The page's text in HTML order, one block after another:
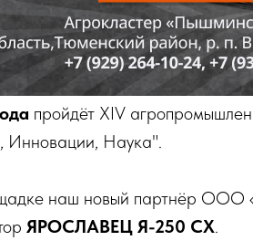
пройдёт XIV
Инновации, Наука".
наш новый партнёр ООО
ЯРОСЛАВЕЦ Я-250 СХ.